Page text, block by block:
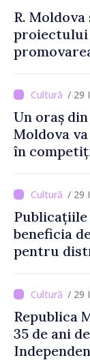
R.
proiectului
european
/ 29
Un oraș
Moldova
în
Culturii
/ 29
beneficia
pentru
/ 29
Republica
35 de ani